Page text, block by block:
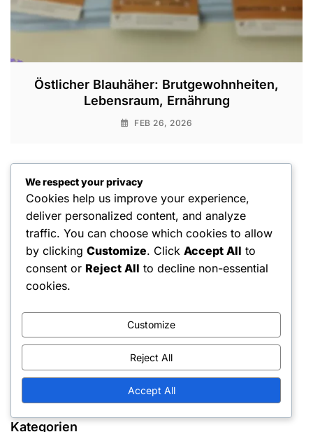
Östlicher Blauhäher: Brutgewohnheiten,
Lebensraum, Ernährung
FEB 26, 2026
Rechtliches
Kontakt aufnehmen
Cookie-Richtlinie
Allgemeine Geschäftsbedingungen
Kategorien
We respect your privacy
Cookies help us improve your experience,
deliver personalized content, and analyze
traffic. You can choose which cookies to allow
by clicking Customize. Click Accept All to
consent or Reject All to decline non-essential
cookies.
Customize
Reject All
Accept All